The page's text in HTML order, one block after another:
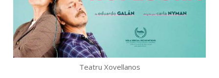
Teatru Xovellanos